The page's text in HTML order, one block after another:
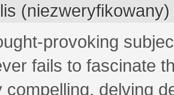
(niezweryfikowany)
provoking
fails to fascinate
compelling, delving